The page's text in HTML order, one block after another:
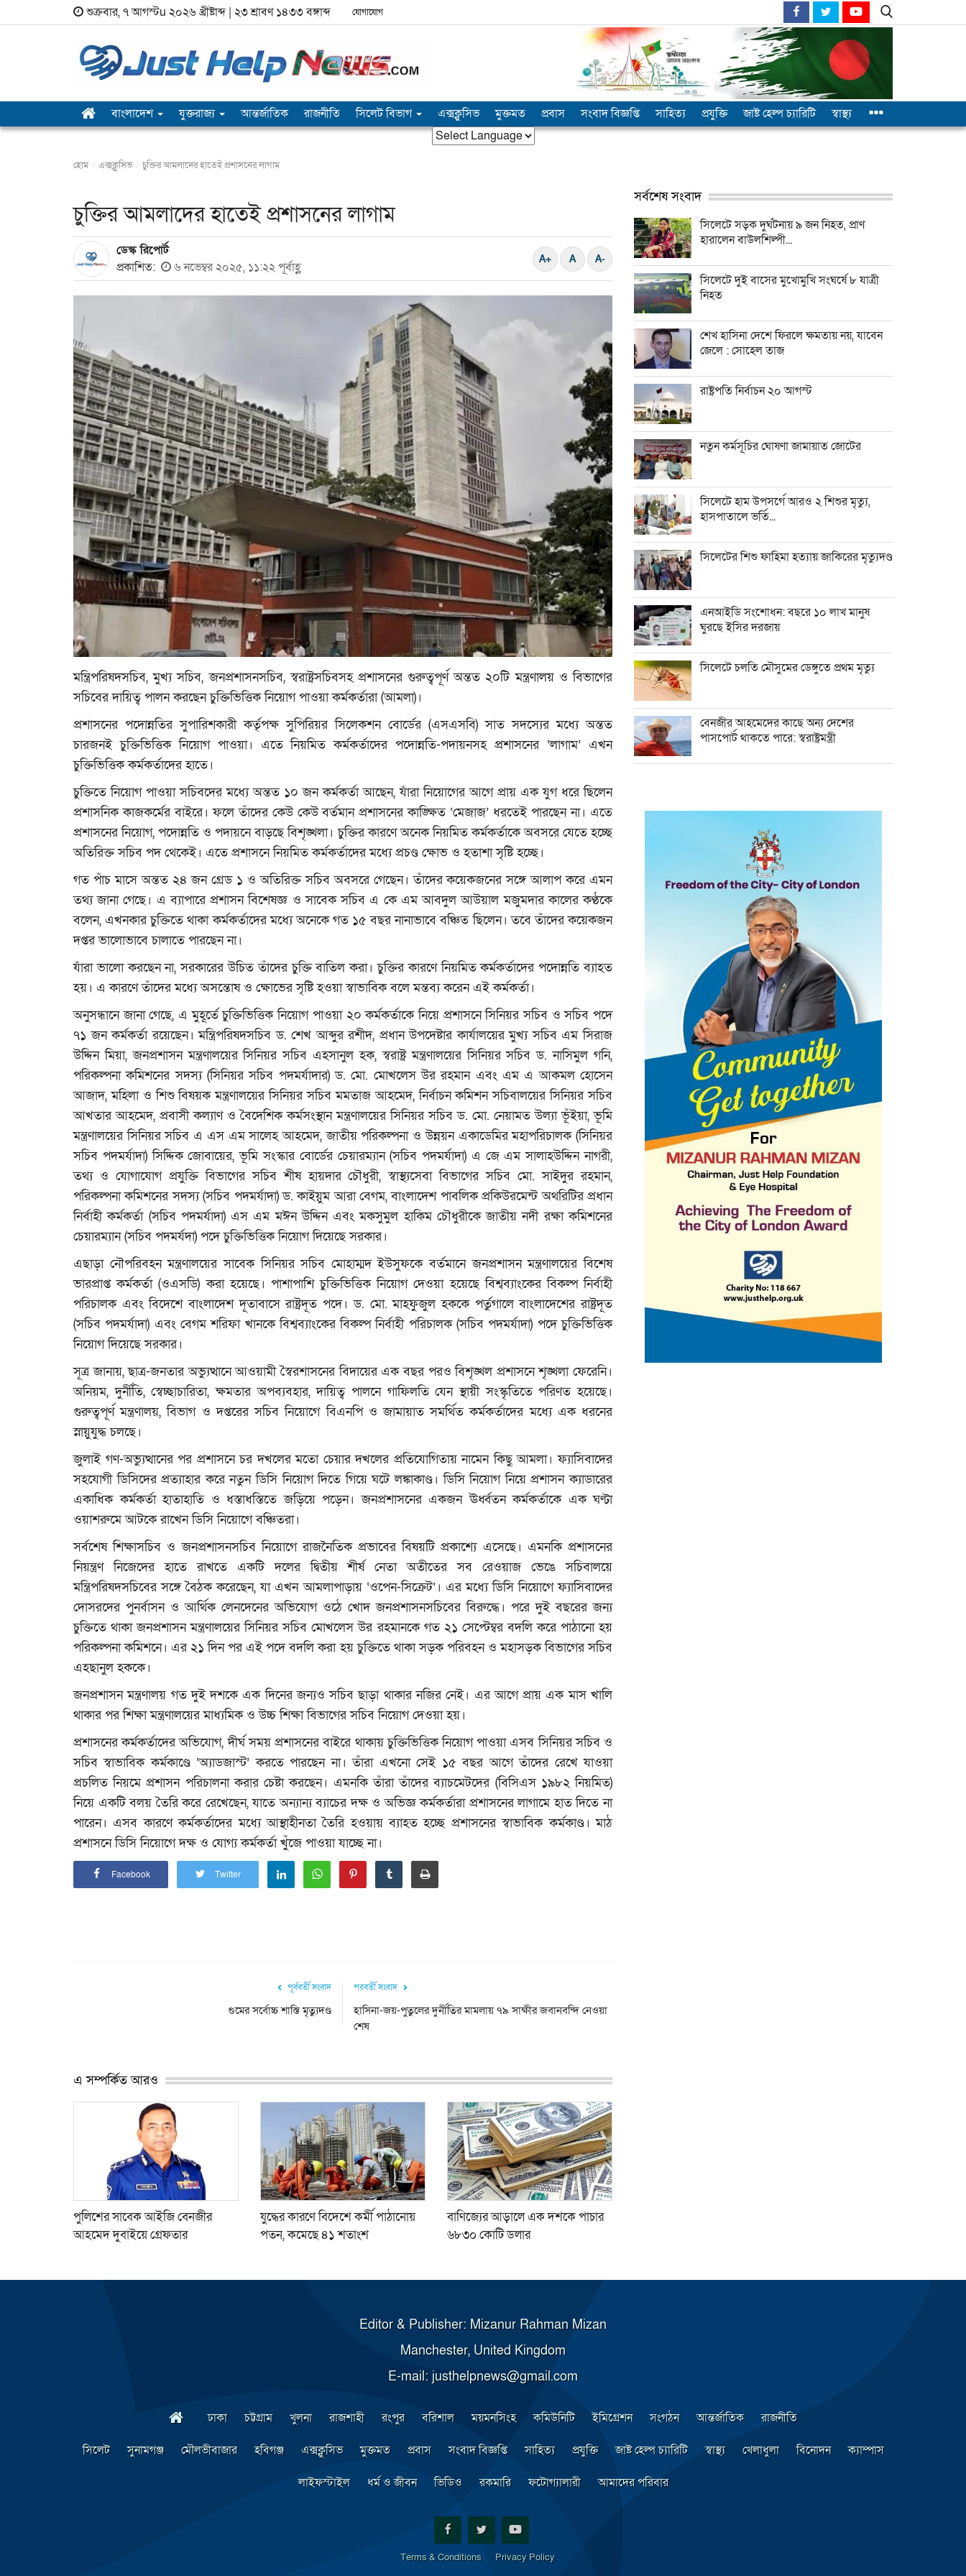
শুক্রবার, ৭ আগস্টu ২০২৬ খ্রীষ্টাব্দ | ২৩ শ্রাবণ ১৪৩৩ বঙ্গাব্দ যোগাযোগ
বাংলাদেশ যুক্তরাজ‍্য আন্তর্জাতিক রাজনীতি সিলেট বিভাগ এক্সক্লুসিভ মুক্তমত প্রবাস সংবাদ বিজ্ঞপ্তি সাহিত্য প্রযুক্তি জাষ্ট হেল্প চ্যারিটি স্বাস্থ্য
হোম এক্সক্লুসিভ চুক্তির আমলাদের হাতেই প্রশাসনের লাগাম
চুক্তির আমলাদের হাতেই প্রশাসনের লাগাম
ডেস্ক রিপোর্ট
প্রকাশিত:
৬ নভেম্বর ২০২৫, ১১:২২ পূর্বাহ্ণ
মন্ত্রিপরিষদসচিব, মুখ্য সচিব, জনপ্রশাসনসচিব, স্বরাষ্ট্রসচিবসহ প্রশাসনের গুরুত্বপূর্ণ অন্তত ২০টি মন্ত্রণালয় ও বিভাগের
সচিবের দায়িত্ব পালন করছেন চুক্তিভিত্তিক নিয়োগ পাওয়া কর্মকর্তারা (আমলা)।
প্রশাসনের পদোন্নতির সুপারিশকারী কর্তৃপক্ষ সুপিরিয়র সিলেকশন বোর্ডের (এসএসবি) সাত সদস্যের মধ্যে অন্তত
চারজনই চুক্তিভিত্তিক নিয়োগ পাওয়া। এতে নিয়মিত কর্মকর্তাদের পদোন্নতি-পদায়নসহ প্রশাসনের ‘লাগাম’ এখন
চুক্তিভিত্তিক কর্মকর্তাদের হাতে।
চুক্তিতে নিয়োগ পাওয়া সচিবদের মধ্যে অন্তত ১০ জন কর্মকর্তা আছেন, যাঁরা নিয়োগের আগে প্রায় এক যুগ ধরে ছিলেন
প্রশাসনিক কাজকর্মের বাইরে। ফলে তাঁদের কেউ কেউ বর্তমান প্রশাসনের কাঙ্ক্ষিত ‘মেজাজ’ ধরতেই পারছেন না। এতে
প্রশাসনের নিয়োগ, পদোন্নতি ও পদায়নে বাড়ছে বিশৃঙ্খলা। চুক্তির কারণে অনেক নিয়মিত কর্মকর্তাকে অবসরে যেতে হচ্ছে
অতিরিক্ত সচিব পদ থেকেই। এতে প্রশাসনে নিয়মিত কর্মকর্তাদের মধ্যে প্রচণ্ড ক্ষোভ ও হতাশা সৃষ্টি হচ্ছে।
গত পাঁচ মাসে অন্তত ২৪ জন গ্রেড ১ ও অতিরিক্ত সচিব অবসরে গেছেন। তাঁদের কয়েকজনের সঙ্গে আলাপ করে এমন
তথ্য জানা গেছে। এ ব্যাপারে প্রশাসন বিশেষজ্ঞ ও সাবেক সচিব এ কে এম আবদুল আউয়াল মজুমদার কালের কণ্ঠকে
বলেন, এখনকার চুক্তিতে থাকা কর্মকর্তাদের মধ্যে অনেকে গত ১৫ বছর নানাভাবে বঞ্চিত ছিলেন। তবে তাঁদের কয়েকজন
দপ্তর ভালোভাবে চালাতে পারছেন না।
যাঁরা ভালো করছেন না, সরকারের উচিত তাঁদের চুক্তি বাতিল করা। চুক্তির কারণে নিয়মিত কর্মকর্তাদের পদোন্নতি ব্যাহত
হয়। এ কারণে তাঁদের মধ্যে অসন্তোষ ও ক্ষোভের সৃষ্টি হওয়া স্বাভাবিক বলে মন্তব্য করেন এই কর্মকর্তা।
অনুসন্ধানে জানা গেছে, এ মুহূর্তে চুক্তিভিত্তিক নিয়োগ পাওয়া ২০ কর্মকর্তাকে নিয়ে প্রশাসনে সিনিয়র সচিব ও সচিব পদে
৭১ জন কর্মকর্তা রয়েছেন। মন্ত্রিপরিষদসচিব ড. শেখ আব্দুর রশীদ, প্রধান উপদেষ্টার কার্যালয়ের মুখ্য সচিব এম সিরাজ
উদ্দিন মিয়া, জনপ্রশাসন মন্ত্রণালয়ের সিনিয়র সচিব এহসানুল হক, স্বরাষ্ট্র মন্ত্রণালয়ের সিনিয়র সচিব ড. নাসিমুল গনি,
পরিকল্পনা কমিশনের সদস্য (সিনিয়র সচিব পদমর্যাদার) ড. মো. মোখলেস উর রহমান এবং এম এ আকমল হোসেন
আজাদ, মহিলা ও শিশু বিষয়ক মন্ত্রণালয়ের সিনিয়র সচিব মমতাজ আহমেদ, নির্বাচন কমিশন সচিবালয়ের সিনিয়র সচিব
আখতার আহমেদ, প্রবাসী কল্যাণ ও বৈদেশিক কর্মসংস্থান মন্ত্রণালয়ের সিনিয়র সচিব ড. মো. নেয়ামত উল্যা ভূঁইয়া, ভূমি
মন্ত্রণালয়ের সিনিয়র সচিব এ এস এম সালেহ আহমেদ, জাতীয় পরিকল্পনা ও উন্নয়ন একাডেমির মহাপরিচালক (সিনিয়র
সচিব পদমর্যাদা) সিদ্দিক জোবায়ের, ভূমি সংস্কার বোর্ডের চেয়ারম্যান (সচিব পদমর্যাদা) এ জে এম সালাহউদ্দিন নাগরী,
তথ্য ও যোগাযোগ প্রযুক্তি বিভাগের সচিব শীষ হায়দার চৌধুরী, স্বাস্থ্যসেবা বিভাগের সচিব মো. সাইদুর রহমান,
পরিকল্পনা কমিশনের সদস্য (সচিব পদমর্যাদা) ড. কাইয়ুম আরা বেগম, বাংলাদেশ পাবলিক প্রকিউরমেন্ট অথরিটির প্রধান
নির্বাহী কর্মকর্তা (সচিব পদমর্যাদা) এস এম মঈন উদ্দিন এবং মকসুমুল হাকিম চৌধুরীকে জাতীয় নদী রক্ষা কমিশনের
চেয়ারম্যান (সচিব পদমর্যদা) পদে চুক্তিভিত্তিক নিয়োগ দিয়েছে সরকার।
এছাড়া নৌপরিবহন মন্ত্রণালয়ের সাবেক সিনিয়র সচিব মোহাম্মদ ইউসুফকে বর্তমানে জনপ্রশাসন মন্ত্রণালয়ের বিশেষ
ভারপ্রাপ্ত কর্মকর্তা (ওএসডি) করা হয়েছে। পাশাপাশি চুক্তিভিত্তিক নিয়োগ দেওয়া হয়েছে বিশ্বব্যাংকের বিকল্প নির্বাহী
পরিচালক এবং বিদেশে বাংলাদেশ দূতাবাসে রাষ্ট্রদূত পদে। ড. মো. মাহফুজুল হককে পর্তুগালে বাংলাদেশের রাষ্ট্রদূত
(সচিব পদমর্যাদা) এবং বেগম শরিফা খানকে বিশ্বব্যাংকের বিকল্প নির্বাহী পরিচালক (সচিব পদমর্যাদা) পদে চুক্তিভিত্তিক
নিয়োগ দিয়েছে সরকার।
সূত্র জানায়, ছাত্র-জনতার অভ্যুত্থানে আওয়ামী স্বৈরশাসনের বিদায়ের এক বছর পরও বিশৃঙ্খল প্রশাসনে শৃঙ্খলা ফেরেনি।
অনিয়ম, দুর্নীতি, স্বেচ্ছাচারিতা, ক্ষমতার অপব্যবহার, দায়িত্ব পালনে গাফিলতি যেন স্থায়ী সংস্কৃতিতে পরিণত হয়েছে।
গুরুত্বপূর্ণ মন্ত্রণালয়, বিভাগ ও দপ্তরের সচিব নিয়োগে বিএনপি ও জামায়াত সমর্থিত কর্মকর্তাদের মধ্যে এক ধরনের
স্নায়ুযুদ্ধ চলছে।
জুলাই গণ-অভ্যুত্থানের পর প্রশাসনে চর দখলের মতো চেয়ার দখলের প্রতিযোগিতায় নামেন কিছু আমলা। ফ্যাসিবাদের
সহযোগী ডিসিদের প্রত্যাহার করে নতুন ডিসি নিয়োগ দিতে গিয়ে ঘটে লঙ্কাকাণ্ড। ডিসি নিয়োগ নিয়ে প্রশাসন ক্যাডারের
একাধিক কর্মকর্তা হাতাহাতি ও ধস্তাধস্তিতে জড়িয়ে পড়েন। জনপ্রশাসনের একজন ঊর্ধ্বতন কর্মকর্তাকে এক ঘণ্টা
ওয়াশরুমে আটকে রাখেন ডিসি নিয়োগে বঞ্চিতরা।
সর্বশেষ শিক্ষাসচিব ও জনপ্রশাসনসচিব নিয়োগে রাজনৈতিক প্রভাবের বিষয়টি প্রকাশ্যে এসেছে। এমনকি প্রশাসনের
নিয়ন্ত্রণ নিজেদের হাতে রাখতে একটি দলের দ্বিতীয় শীর্ষ নেতা অতীতের সব রেওয়াজ ভেঙে সচিবালয়ে
মন্ত্রিপরিষদসচিবের সঙ্গে বৈঠক করেছেন, যা এখন আমলাপাড়ায় ‘ওপেন-সিক্রেট’। এর মধ্যে ডিসি নিয়োগে ফ্যাসিবাদের
দোসরদের পুনর্বাসন ও আর্থিক লেনদেনের অভিযোগ ওঠে খোদ জনপ্রশাসনসচিবের বিরুদ্ধে। পরে দুই বছরের জন্য
চুক্তিতে থাকা জনপ্রশাসন মন্ত্রণালয়ের সিনিয়র সচিব মোখলেস উর রহমানকে গত ২১ সেপ্টেম্বর বদলি করে পাঠানো হয়
পরিকল্পনা কমিশনে। এর ২১ দিন পর এই পদে বদলি করা হয় চুক্তিতে থাকা সড়ক পরিবহন ও মহাসড়ক বিভাগের সচিব
এহছানুল হককে।
জনপ্রশাসন মন্ত্রণালয় গত দুই দশকে এক দিনের জন্যও সচিব ছাড়া থাকার নজির নেই। এর আগে প্রায় এক মাস খালি
থাকার পর শিক্ষা মন্ত্রণালয়ের মাধ্যমিক ও উচ্চ শিক্ষা বিভাগের সচিব নিয়োগ দেওয়া হয়।
প্রশাসনের কর্মকর্তাদের অভিযোগ, দীর্ঘ সময় প্রশাসনের বাইরে থাকায় চুক্তিভিত্তিক নিয়োগ পাওয়া এসব সিনিয়র সচিব ও
সচিব স্বাভাবিক কর্মকাণ্ডে ‘অ্যাডজাস্ট’ করতে পারছেন না। তাঁরা এখনো সেই ১৫ বছর আগে তাঁদের রেখে যাওয়া
প্রচলিত নিয়মে প্রশাসন পরিচালনা করার চেষ্টা করছেন। এমনকি তাঁরা তাঁদের ব্যাচমেটদের (বিসিএস ১৯৮২ নিয়মিত)
নিয়ে একটি বলয় তৈরি করে রেখেছেন, যাতে অন্যান্য ব্যাচের দক্ষ ও অভিজ্ঞ কর্মকর্তারা প্রশাসনের লাগামে হাত দিতে না
পারেন। এসব কারণে কর্মকর্তাদের মধ্যে আস্থাহীনতা তৈরি হওয়ায় ব্যাহত হচ্ছে প্রশাসনের স্বাভাবিক কর্মকাণ্ড। মাঠ
প্রশাসনে ডিসি নিয়োগে দক্ষ ও যোগ্য কর্মকর্তা খুঁজে পাওয়া যাচ্ছে না।
Facebook Twitter
পূর্ববর্তী সংবাদ
গুমের সর্বোচ্চ শাস্তি মৃত্যুদণ্ড
পরবর্তী সংবাদ
হাসিনা-জয়-পুতুলের দুর্নীতির মামলায় ৭৯ সাক্ষীর জবানবন্দি নেওয়া
শেষ
এ সম্পর্কিত আরও
পুলিশের সাবেক আইজি বেনজীর
আহমেদ দুবাইয়ে গ্রেফতার
যুদ্ধের কারণে বিদেশে কর্মী পাঠানোয়
পতন, কমেছে ৪১ শতাংশ
বাণিজ্যের আড়ালে এক দশকে পাচার
৬৮৩০ কোটি ডলার
সর্বশেষ সংবাদ
সিলেটে সড়ক দুর্ঘটনায় ৯ জন নিহত, প্রাণ
হারালেন বাউলশিল্পী...
সিলেটে দুই বাসের মুখোমুখি সংঘর্ষে ৮ যাত্রী
নিহত
শেখ হাসিনা দেশে ফিরলে ক্ষমতায় নয়, যাবেন
জেলে : সোহেল তাজ
রাষ্ট্রপতি নির্বাচন ২০ আগস্ট
নতুন কর্মসূচির ঘোষণা জামায়াত জোটের
সিলেটে হাম উপসর্গে আরও ২ শিশুর মৃত্যু,
হাসপাতালে ভর্তি...
সিলেটের শিশু ফাহিমা হত্যায় জাকিরের মৃত্যুদণ্ড
এনআইডি সংশোধন: বছরে ১০ লাখ মানুষ
ঘুরছে ইসির দরজায়
সিলেটে চলতি মৌসুমের ডেঙ্গুতে প্রথম মৃত্যু
বেনজীর আহমেদের কাছে অন্য দেশের
পাসপোর্ট থাকতে পারে: স্বরাষ্ট্রমন্ত্রী
Editor & Publisher: Mizanur Rahman Mizan
Manchester, United Kingdom
E-mail: justhelpnews@gmail.com
ঢাকা চট্টগ্রাম খুলনা রাজশাহী রংপুর বরিশাল ময়মনসিংহ কমিউনিটি ইমিগ্রেশন সংগঠন আন্তর্জাতিক রাজনীতি
সিলেট সুনামগঞ্জ মৌলভীবাজার হবিগঞ্জ এক্সক্লুসিভ মুক্তমত প্রবাস সংবাদ বিজ্ঞপ্তি সাহিত্য প্রযুক্তি জাষ্ট হেল্প চ্যারিটি স্বাস্থ্য খেলাধুলা বিনোদন ক্যাম্পাস
লাইফস্টাইল ধর্ম ও জীবন ভিডিও রকমারি ফটোগ্যালারী আমাদের পরিবার
Terms & Conditions Privacy Policy